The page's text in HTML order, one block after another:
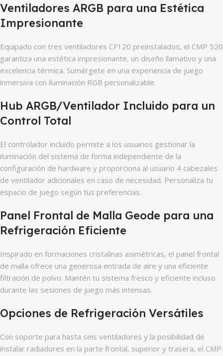
Ventiladores ARGB para una Estética
Impresionante
Equipado con tres ventiladores CF120 preinstalados, el CMP 520
garantiza una estética impresionante, un diseño llamativo y una
excelencia térmica. Sumérgete en una experiencia de juego
inmersiva con iluminación RGB personalizable.
Hub ARGB/Ventilador Incluido para un
Control Total
El controlador incluido permite a los usuarios gestionar la
iluminación del sistema de forma independiente de la
configuración de hardware y proporciona al usuario 4 cabezales
de ventilador adicionales en caso de necesidad. Personaliza tu
espacio de juego según tus preferencias.
Panel Frontal de Malla Geode para una
Refrigeración Eficiente
Inspirado en formaciones cristalinas asimétricas, el panel frontal
de malla ofrece una generosa entrada de aire y una eficiente
filtración de polvo. Mantén tu sistema fresco y eficiente incluso
durante las sesiones de juego más intensas.
Opciones de Refrigeración Versátiles
Con soporte para hasta seis ventiladores y la posibilidad de
instalar radiadores en la parte frontal, superior y trasera, el CMP